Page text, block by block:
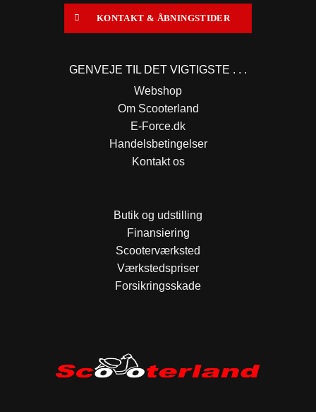
KONTAKT & ÅBNINGSTIDER
GENVEJE TIL DET VIGTIGSTE . . .
Webshop
Om Scooterland
E-Force.dk
Handelsbetingelser
Kontakt os
Butik og udstilling
Finansiering
Scooterværksted
Værkstedspriser
Forsikringsskade